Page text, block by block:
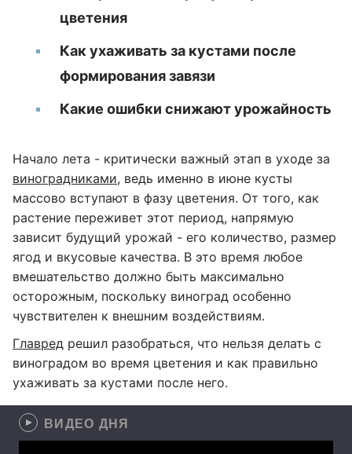
цветения
Как ухаживать за кустами после
формирования завязи
Какие ошибки снижают урожайность
Начало лета - критически важный этап в уходе за
виноградниками, ведь именно в июне кусты
массово вступают в фазу цветения. От того, как
растение переживет этот период, напрямую
зависит будущий урожай - его количество, размер
ягод и вкусовые качества. В это время любое
вмешательство должно быть максимально
осторожным, поскольку виноград особенно
чувствителен к внешним воздействиям.
Главред решил разобраться, что нельзя делать с
виноградом во время цветения и как правильно
ухаживать за кустами после него.
ВИДЕО ДНЯ